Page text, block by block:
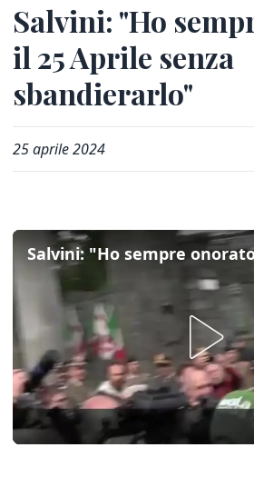
Salvini: "Ho
il 25 Aprile senza
sbandierarlo"
25 aprile 2024